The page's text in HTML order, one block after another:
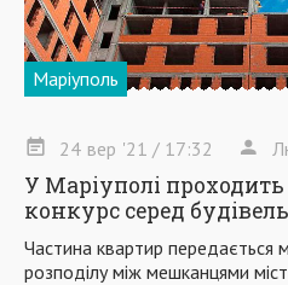
Маріуполь
24 вер '21 / 17:32
У Маріуполі
конкурс серед
Частина квартир передається
розподілу між мешканцями